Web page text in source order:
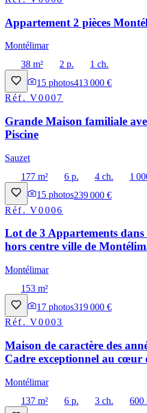
Appartement 2 pièces
Montélimar
38 m²
2 p.
1 ch.
15 photos413 000 €
Réf.V0007
Grande Maison familiale
Piscine
Sauzet
177 m²
6 p. 4 ch.
1
15 photos239 000 €
Réf.V0006
Lot de 3 Appartements
hors centre ville de
Montélimar
153 m²
17 photos319 000 €
Réf.V0003
Maison de caractère des
Cadre exceptionnel au cœur
Montélimar
137 m²
6 p. 3 ch.
600